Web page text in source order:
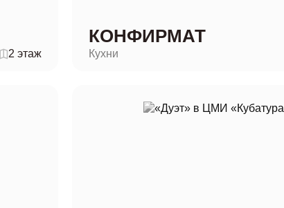
2 этаж
КОНФИРМАТ
Кухни